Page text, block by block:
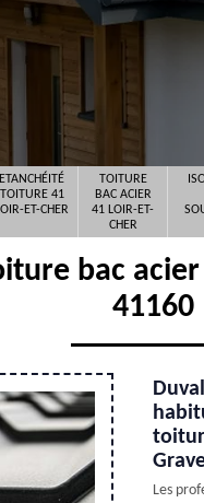
ETANCHÉITÉ
TOITURE 41
ET-CHER
TOITURE
BAC ACIER
41 LOIR-ET-
CHER
bac
41160
Les